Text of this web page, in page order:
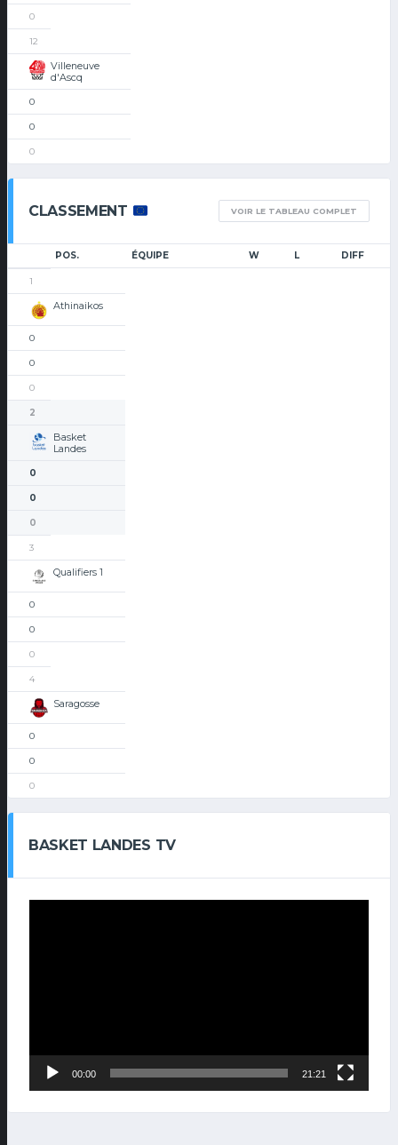
0
12
Villeneuve
d'Ascq
0
0
0
CLASSEMENT VOIR LE TABLEAU COMPLET
POS. ÉQUIPE W L DIFF
1
Athinaikos
0
0
0
2
Basket
Landes
0
0
0
3
Qualifiers 1
0
0
0
4
Saragosse
0
0
0
BASKET LANDES TV
00:00 21:21